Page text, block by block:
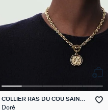
COLLIER RAS DU COU SAINT
HONORE
Doré